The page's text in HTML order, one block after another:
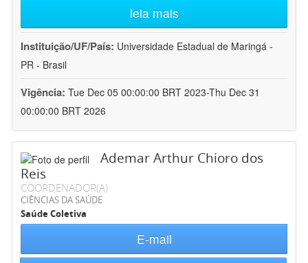
leia mais
Instituição/UF/País: Universidade Estadual de Maringá -
PR - Brasil
Vigência: Tue Dec 05 00:00:00 BRT 2023-Thu Dec 31
00:00:00 BRT 2026
Ademar Arthur Chioro dos
Reis
COORDENADOR(A)
CIÊNCIAS DA SAÚDE
Saúde Coletiva
E-mail